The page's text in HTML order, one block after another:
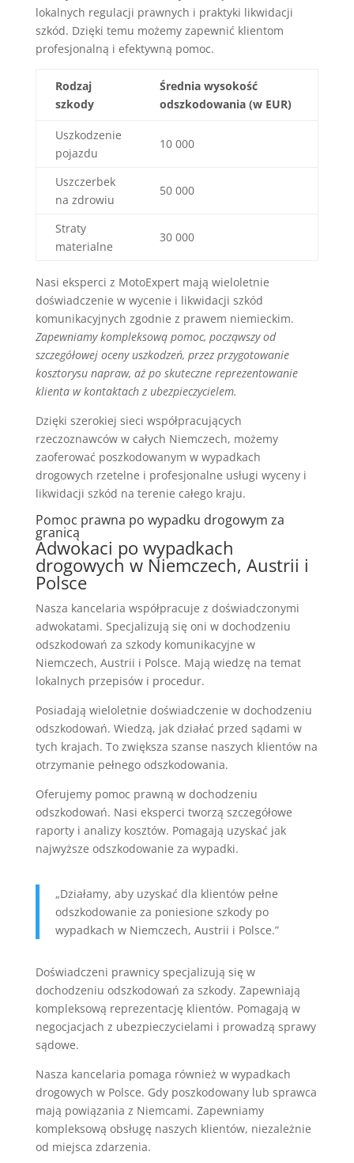
lokalnych regulacji prawnych i praktyki likwidacji
szkód. Dzięki temu możemy zapewnić klientom
profesjonalną i efektywną pomoc.
Rodzaj
szkody
Średnia wysokość
odszkodowania (w EUR)
Uszkodzenie
pojazdu
10 000
Uszczerbek
na zdrowiu
50 000
Straty
materialne
30 000
Nasi eksperci z MotoExpert mają wieloletnie
doświadczenie w wycenie i likwidacji szkód
komunikacyjnych zgodnie z prawem niemieckim.
Zapewniamy kompleksową pomoc, począwszy od
szczegółowej oceny uszkodzeń, przez przygotowanie
kosztorysu napraw, aż po skuteczne reprezentowanie
klienta w kontaktach z ubezpieczycielem.
Dzięki szerokiej sieci współpracujących
rzeczoznawców w całych Niemczech, możemy
zaoferować poszkodowanym w wypadkach
drogowych rzetelne i profesjonalne usługi wyceny i
likwidacji szkód na terenie całego kraju.
Pomoc prawna po wypadku drogowym za
granicą
Adwokaci po wypadkach
drogowych w Niemczech, Austrii i
Polsce
Nasza kancelaria współpracuje z doświadczonymi
adwokatami. Specjalizują się oni w dochodzeniu
odszkodowań za szkody komunikacyjne w
Niemczech, Austrii i Polsce. Mają wiedzę na temat
lokalnych przepisów i procedur.
Posiadają wieloletnie doświadczenie w dochodzeniu
odszkodowań. Wiedzą, jak działać przed sądami w
tych krajach. To zwiększa szanse naszych klientów na
otrzymanie pełnego odszkodowania.
Oferujemy pomoc prawną w dochodzeniu
odszkodowań. Nasi eksperci tworzą szczegółowe
raporty i analizy kosztów. Pomagają uzyskać jak
najwyższe odszkodowanie za wypadki.
„Działamy, aby uzyskać dla klientów pełne
odszkodowanie za poniesione szkody po
wypadkach w Niemczech, Austrii i Polsce.”
Doświadczeni prawnicy specjalizują się w
dochodzeniu odszkodowań za szkody. Zapewniają
kompleksową reprezentację klientów. Pomagają w
negocjacjach z ubezpieczycielami i prowadzą sprawy
sądowe.
Nasza kancelaria pomaga również w wypadkach
drogowych w Polsce. Gdy poszkodowany lub sprawca
mają powiązania z Niemcami. Zapewniamy
kompleksową obsługę naszych klientów, niezależnie
od miejsca zdarzenia.